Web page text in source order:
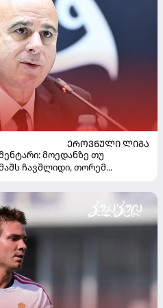
ᲔᲠᲝᲕᲜᲣᲚᲘ ᲚᲘᲒᲐ
მოედანზე თუ
ჩავშლიდი, თორემ...